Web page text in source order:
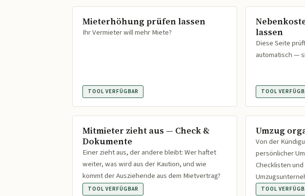
Mieterhöhung prüfen lassen
Ihr Vermieter will mehr Miete?
TOOL VERFÜGBAR
lassen
Diese Seite
automatisch —
TOOL
Mitmieter zieht aus — Check &
Dokumente
Einer zieht aus, der andere bleibt: Wer haftet
weiter, was wird aus der Kaution, und wie
kommt der Ausziehende aus dem Mietvertrag?
TOOL VERFÜGBAR
Umzug
Von der
persönlicher
Checklisten
TOOL